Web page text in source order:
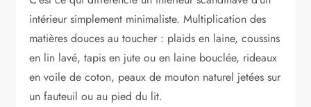
intérieur simplement minimaliste. Multiplication des
matières douces au toucher : plaids en laine, coussins
en lin lavé, tapis en jute ou en laine bouclée, rideaux
en voile de coton, peaux de mouton naturel jetées sur
un fauteuil ou au pied du lit.